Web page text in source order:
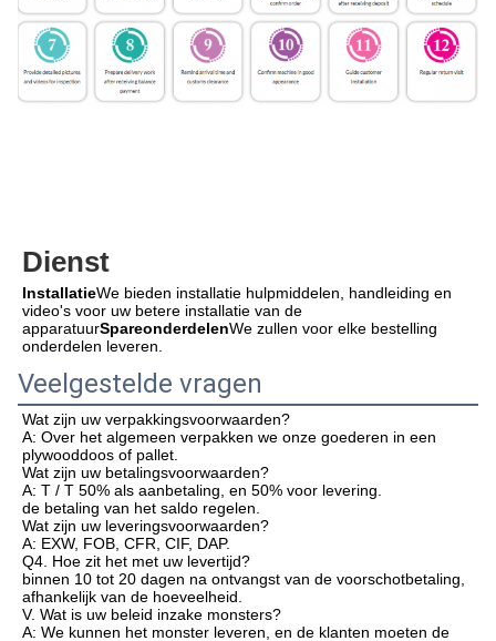
Dienst
InstallatieWe bieden installatie hulpmiddelen, handleiding en
video's voor uw betere installatie van de
apparatuurSpareonderdelenWe zullen voor elke bestelling
onderdelen leveren.
Veelgestelde vragen
Wat zijn uw verpakkingsvoorwaarden?
A: Over het algemeen verpakken we onze goederen in een
plywooddoos of pallet.
Wat zijn uw betalingsvoorwaarden?
A: T / T 50% als aanbetaling, en 50% voor levering.
de betaling van het saldo regelen.
Wat zijn uw leveringsvoorwaarden?
A: EXW, FOB, CFR, CIF, DAP.
Q4. Hoe zit het met uw levertijd?
binnen 10 tot 20 dagen na ontvangst van de voorschotbetaling,
afhankelijk van de hoeveelheid.
V. Wat is uw beleid inzake monsters?
A: We kunnen het monster leveren, en de klanten moeten de